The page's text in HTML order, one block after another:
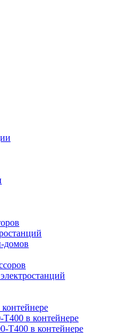
домов
в контейнере
Т400 в контейнере